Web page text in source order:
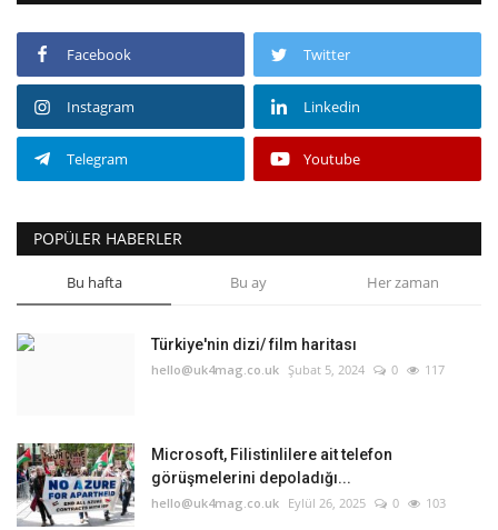
Facebook Twitter
Instagram Linkedin
Telegram Youtube
POPÜLER HABERLER
Bu hafta Bu ay Her zaman
Türkiye'nin dizi/ film haritası
hello@uk4mag.co.uk Şubat 5, 2024 0 117
Microsoft, Filistinlilere ait telefon
görüşmelerini depoladığı...
hello@uk4mag.co.uk Eylül 26, 2025 0 103